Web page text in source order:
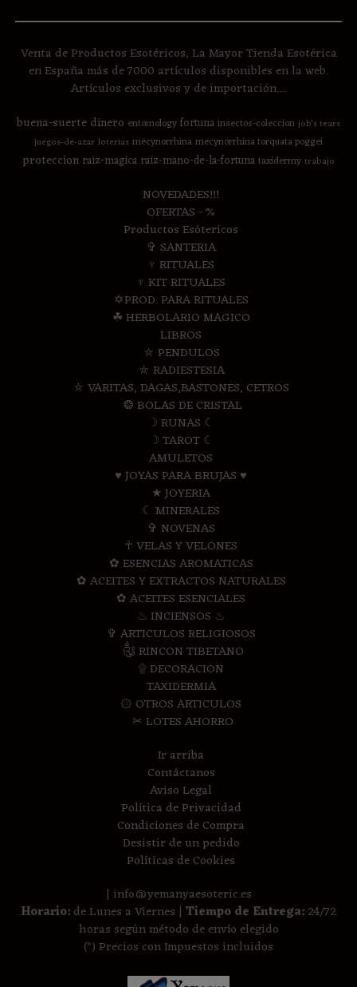
Venta de Productos Esotéricos, La Mayor Tienda Esotérica
en España más de 7000 artículos disponibles en la web.
Artículos exclusivos y de importación....
buena-suertedinero entomologyfortunainsectos-coleccion job's tears
juegos-de-azar loterias mecynorrhinamecynorrhina torquata poggei
proteccion raiz-magica raiz-mano-de-la-fortunataxidermy trabajo
NOVEDADES!!!
OFERTAS - %
Productos Esótericos
✞ SANTERIA
♆ RITUALES
♆ KIT RITUALES
✡PROD. PARA RITUALES
☘ HERBOLARIO MAGICO
LIBROS
⛤ PENDULOS
⛤ RADIESTESIA
⛤ VARITAS, DAGAS,BASTONES, CETROS
❂ BOLAS DE CRISTAL
☽ RUNAS ☾
☽ TAROT ☾
AMULETOS
♥ JOYAS PARA BRUJAS ♥
★ JOYERIA
☾ MINERALES
✞ NOVENAS
☥ VELAS Y VELONES
✿ ESENCIAS AROMATICAS
✿ ACEITES Y EXTRACTOS NATURALES
✿ ACEITES ESENCIALES
♨ INCIENSOS ♨
✞ ARTICULOS RELIGIOSOS
༃ RINCON TIBETANO
۩ DECORACION
TAXIDERMIA
۞ OTROS ARTICULOS
✂ LOTES AHORRO
Ir arriba
Contáctanos
Aviso Legal
Política de Privacidad
Condiciones de Compra
Desistir de un pedido
Políticas de Cookies
| info@yemanyaesoteric.es
Horario:de Lunes a Viernes | Tiempo de Entrega:24/72
horas según método de envío elegido
(*) Precios con Impuestos incluidos